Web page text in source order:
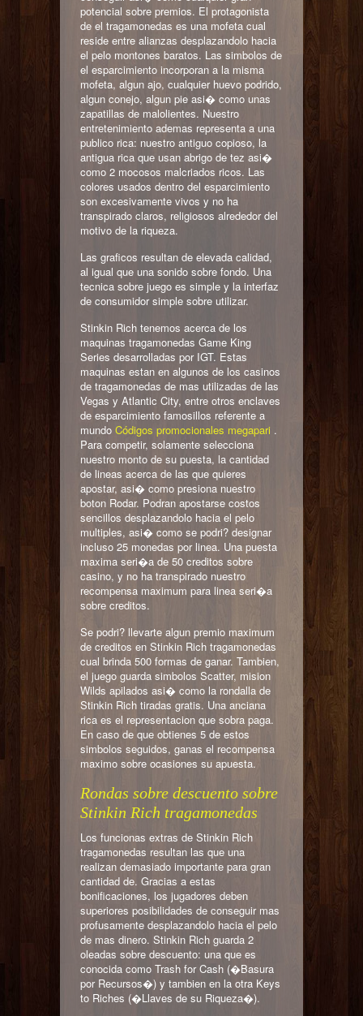
potencial sobre premios. El protagonista
de el tragamonedas es una mofeta cual
reside entre alianzas desplazandolo hacia
el pelo montones baratos. Las simbolos de
el esparcimiento incorporan a la misma
mofeta, algun ajo, cualquier huevo podrido,
algun conejo, algun pie asi� como unas
zapatillas de malolientes. Nuestro
entretenimiento ademas representa a una
publico rica: nuestro antiguo copioso, la
antigua rica que usan abrigo de tez asi�
como 2 mocosos malcriados ricos. Las
colores usados dentro del esparcimiento
son excesivamente vivos y no ha
transpirado claros, religiosos alrededor del
motivo de la riqueza.
Las graficos resultan de elevada calidad,
al igual que una sonido sobre fondo. Una
tecnica sobre juego es simple y la interfaz
de consumidor simple sobre utilizar.
Stinkin Rich tenemos acerca de los
maquinas tragamonedas Game King
Series desarrolladas por IGT. Estas
maquinas estan en algunos de los casinos
de tragamonedas de mas utilizadas de las
Vegas y Atlantic City, entre otros enclaves
de esparcimiento famosillos referente a
mundo Códigos promocionales megapari .
Para competir, solamente selecciona
nuestro monto de su puesta, la cantidad
de lineas acerca de las que quieres
apostar, asi� como presiona nuestro
boton Rodar. Podran apostarse costos
sencillos desplazandolo hacia el pelo
multiples, asi� como se podri? designar
incluso 25 monedas por linea. Una puesta
maxima seri�a de 50 creditos sobre
casino, y no ha transpirado nuestro
recompensa maximum para linea seri�a
sobre creditos.
Se podri? llevarte algun premio maximum
de creditos en Stinkin Rich tragamonedas
cual brinda 500 formas de ganar. Tambien,
el juego guarda simbolos Scatter, mision
Wilds apilados asi� como la rondalla de
Stinkin Rich tiradas gratis. Una anciana
rica es el representacion que sobra paga.
En caso de que obtienes 5 de estos
simbolos seguidos, ganas el recompensa
maximo sobre ocasiones su apuesta.
Rondas sobre descuento sobre
Stinkin Rich tragamonedas
Los funcionas extras de Stinkin Rich
tragamonedas resultan las que una
realizan demasiado importante para gran
cantidad de. Gracias a estas
bonificaciones, los jugadores deben
superiores posibilidades de conseguir mas
profusamente desplazandolo hacia el pelo
de mas dinero. Stinkin Rich guarda 2
oleadas sobre descuento: una que es
conocida como Trash for Cash (�Basura
por Recursos�) y tambien en la otra Keys
to Riches (�Llaves de su Riqueza�).